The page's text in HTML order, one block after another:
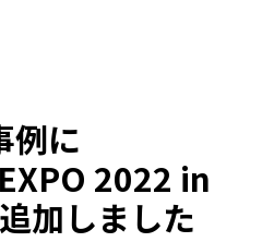
例に
2022 in
加しました